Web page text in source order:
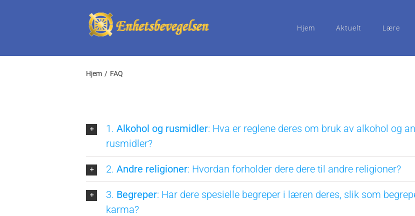
Hjem Aktuelt Lære
Hjem FAQ
1. Alkohol og rusmidler: Hva er reglene deres om bruk av alkohol og
rusmidler?
2. Andre religioner: Hvordan forholder dere dere til andre religioner?
3. Begreper: Har dere spesielle begreper i læren deres, slik som
karma?